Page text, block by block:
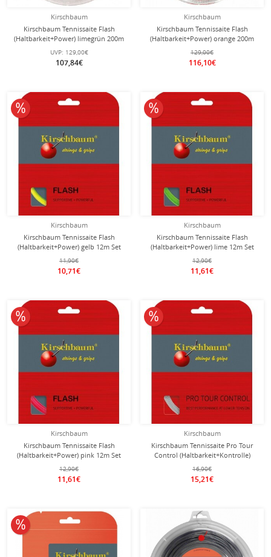
Kirschbaum
Kirschbaum Tennissaite Flash
(Haltbarkeit+Power) limegrün 200m
Rolle
UVP: 129,00€
107,84€
Kirschbaum
Kirschbaum Tennissaite Flash
(Haltbarkeit+Power) orange 200m
Rolle
129,00€
116,10€
Kirschbaum
Kirschbaum Tennissaite Flash
(Haltbarkeit+Power) gelb 12m Set
11,90€
10,71€
10% reduziert
Kirschbaum
Kirschbaum Tennissaite Flash
(Haltbarkeit+Power) lime 12m Set
12,90€
11,61€
10% reduziert
Kirschbaum
Kirschbaum Tennissaite Flash
(Haltbarkeit+Power) pink 12m Set
12,90€
11,61€
10% reduziert
Kirschbaum
Kirschbaum Tennissaite Pro Tour
Control (Haltbarkeit+Kontrolle)
silber 12m Set
16,90€
15,21€
10% reduziert
10% reduziert